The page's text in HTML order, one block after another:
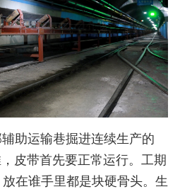
助运输巷掘进连续生产的
皮带首先要正常运行。工期
在谁手里都是块硬骨头。生